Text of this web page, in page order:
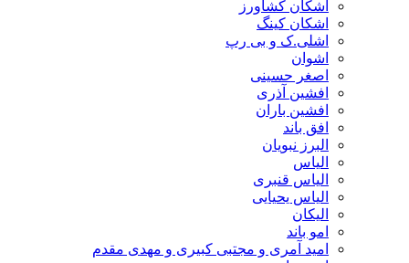
اشکان کشاورز
اشکان کینگ
اشلی.ک و بی رپ
اشوان
اصغر حسینی
افشین آذری
افشین باران
افق باند
البرز نبویان
الیاس
الیاس قنبرى
الیاس یحیایی
الیکان
امو باند
امید آمری و مجتبی کبیری و مهدى مقدم